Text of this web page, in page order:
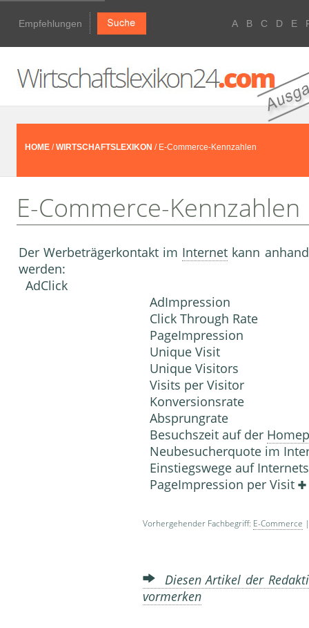
Empfehlungen A B C D E
HOME /WIRTSCHAFTSLEXIKON / E-Commerce-Kennzahlen
E-Commerce-Kennzahlen
Der Werbeträgerkontakt im Internet kann
werden:
AdClick
AdImpression
Click Through Rate
PageImpression
Unique Visit
Unique Visitors
Visits per Visitor
Konversionsrate
Absprungrate
Besuchszeit auf der
Neubesucherquote im
Einstiegswege auf
PageImpression per Visit
Vorhergehender Fachbegriff: E-Commerce
Diesen Artikel der
vormerken